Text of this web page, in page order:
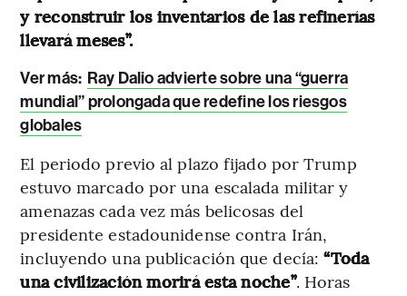
y reconstruir los inventarios de las refinerías
llevará meses”.
Ver más: Ray Dalio advierte sobre una “guerra
mundial” prolongada que redefine los riesgos
globales
El periodo previo al plazo fijado por Trump
estuvo marcado por una escalada militar y
amenazas cada vez más belicosas del
presidente estadounidense contra Irán,
incluyendo una publicación que decía: “Toda
una civilización morirá esta noche”. Horas